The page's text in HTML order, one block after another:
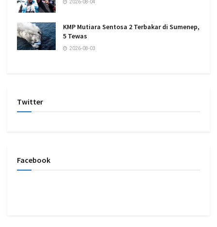
2026-08-04
KMP Mutiara Sentosa 2 Terbakar di Sumenep,
5 Tewas
2026-08-03
Twitter
Facebook